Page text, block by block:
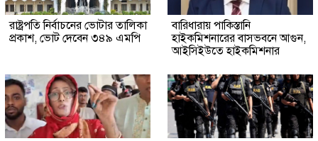
রাষ্ট্রপতি নির্বাচনের ভোটার তালিকা
প্রকাশ, ভোট দেবেন ৩৪৯ এমপি
বারিধারায় পাকিস্তানি
হাইকমিশনারের বাসভবনে আগুন,
আইসিইউতে হাইকমিশনার